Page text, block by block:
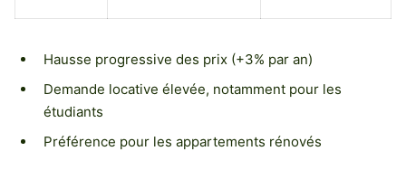
Hausse progressive des prix (+3% par an)
Demande locative élevée, notamment pour les
étudiants
Préférence pour les appartements rénovés